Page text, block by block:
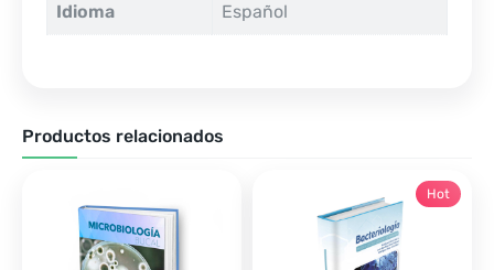
Idioma Español
Productos relacionados
Hot